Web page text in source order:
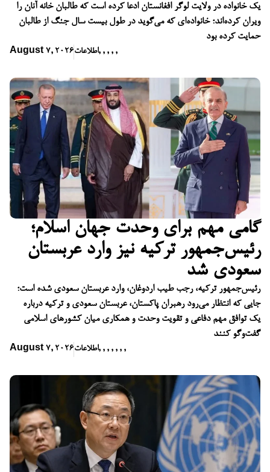
یک خانواده در ولایت لوگر افغانستان ادعا کرده است که طالبان خانه آنان را
ویران کرده‌اند؛ خانواده‌ای که می‌گوید در طول بیست سال جنگ از طالبان
حمایت کرده بود
August 7, 2026اطلاعات, , , , ,
گامی مهم برای وحدت جهان اسلام؛
رئیس‌جمهور ترکیه نیز وارد عربستان
سعودی شد
رئیس‌جمهور ترکیه، رجب طیب اردوغان، وارد عربستان سعودی شده است؛
جایی که انتظار می‌رود رهبران پاکستان، عربستان سعودی و ترکیه درباره
یک توافق مهم دفاعی و تقویت وحدت و همکاری میان کشورهای اسلامی
گفت‌وگو کنند
August 7, 2026اطلاعات, , , , , , ,